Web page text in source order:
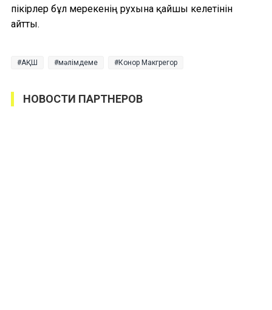
пікірлер бұл мерекенің рухына қайшы келетінін
айтты.
АҚШ мәлімдеме Конор Макгрегор
НОВОСТИ ПАРТНЕРОВ